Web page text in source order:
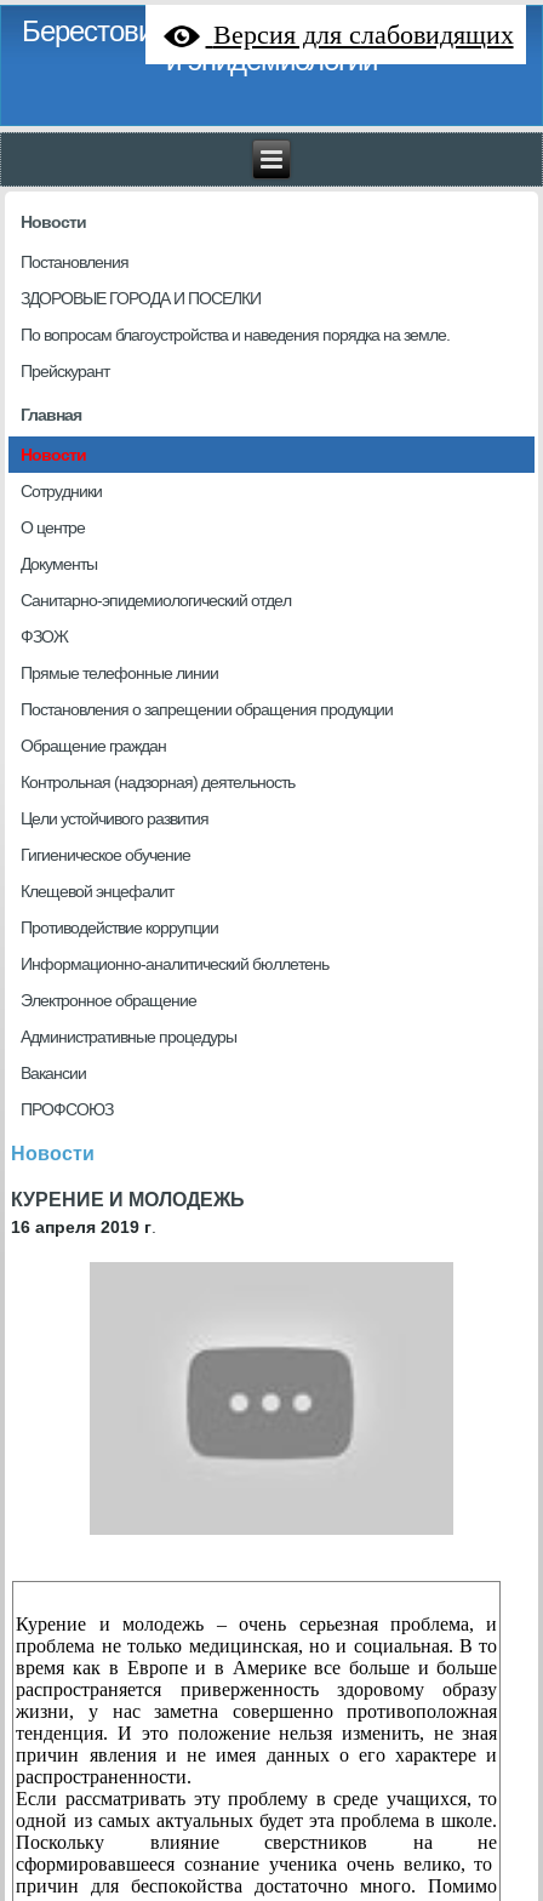
Версия для слабовидящих
Берестовицкий районный центр гигиены
и эпидемиологии
Новости
Постановления
ЗДОРОВЫЕ ГОРОДА И ПОСЕЛКИ
По вопросам благоустройства и наведения порядка на земле.
Прейскурант
Главная
Новости
Сотрудники
О центре
Документы
Санитарно-эпидемиологический отдел
ФЗОЖ
Прямые телефонные линии
Постановления о запрещении обращения продукции
Обращение граждан
Контрольная (надзорная) деятельность
Цели устойчивого развития
Гигиеническое обучение
Клещевой энцефалит
Противодействие коррупции
Информационно-аналитический бюллетень
Электронное обращение
Административные процедуры
Вакансии
ПРОФСОЮЗ
Новости
КУРЕНИЕ И МОЛОДЕЖЬ
16 апреля 2019 г.
Курение и молодежь – очень серьезная проблема, и
проблема не только медицинская, но и социальная. В то
время как в Европе и в Америке все больше и больше
распространяется приверженность здоровому образу
жизни, у нас заметна совершенно противоположная
тенденция. И это положение нельзя изменить, не зная
причин явления и не имея данных о его характере и
распространенности.
Если рассматривать эту проблему в среде учащихся, то
одной из самых актуальных будет эта проблема в школе.
Поскольку влияние сверстников на не
сформировавшееся сознание ученика очень велико, то
причин для беспокойства достаточно много. Помимо